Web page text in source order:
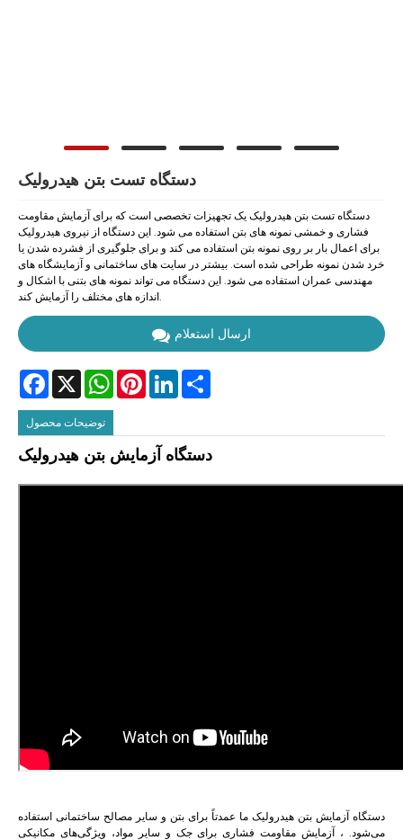
دستگاه تست بتن هیدرولیک
دستگاه تست بتن هیدرولیک یک تجهیزات تخصصی است که برای آزمایش مقاومت
فشاری و خمشی نمونه های بتن استفاده می شود. این دستگاه از نیروی هیدرولیک
برای اعمال بار بر روی نمونه بتن استفاده می کند و برای جلوگیری از فشرده شدن یا
خرد شدن نمونه طراحی شده است. بیشتر در سایت های ساختمانی و آزمایشگاه های
مهندسی عمران استفاده می شود. این دستگاه می تواند نمونه های بتنی با اشکال و
اندازه های مختلف را آزمایش کند.
ارسال استعلام
Facebook
X WhatsAppPinterestLinkedIn
توضیحات محصول
دستگاه آزمایش بتن هیدرولیک
دستگاه آزمایش بتن هیدرولیک ما عمدتاً برای بتن و سایر مصالح ساختمانی استفاده
می‌شود. ، آزمایش مقاومت فشاری برای جک و سایر مواد، ویژگی‌های مکانیکی